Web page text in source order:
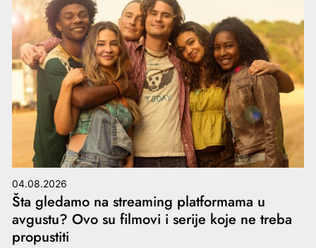
04.08.2026
Šta gledamo na streaming platformama u
avgustu? Ovo su filmovi i serije koje ne treba
propustiti